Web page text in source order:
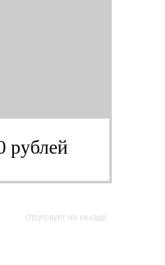
рублей
Отсутсвует на складе